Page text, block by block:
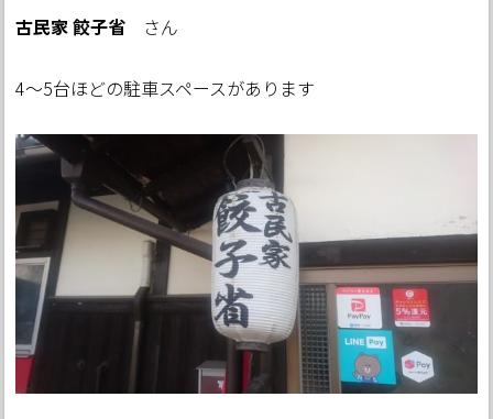
古民家 餃子省 さん
4～5台ほどの駐車スペースがあります